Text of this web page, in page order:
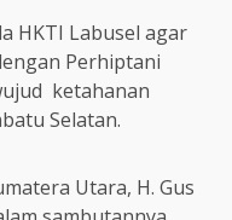
HKTI Labusel agar
Perhiptani
ketahanan
Selatan.
Utara, H. Gus